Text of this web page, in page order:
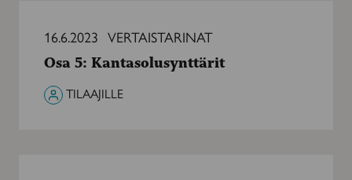
Kantasolusynttärit
16.6.2023 VERTAISTARINAT
Osa 5: Kantasolusynttärit
TILAAJILLE